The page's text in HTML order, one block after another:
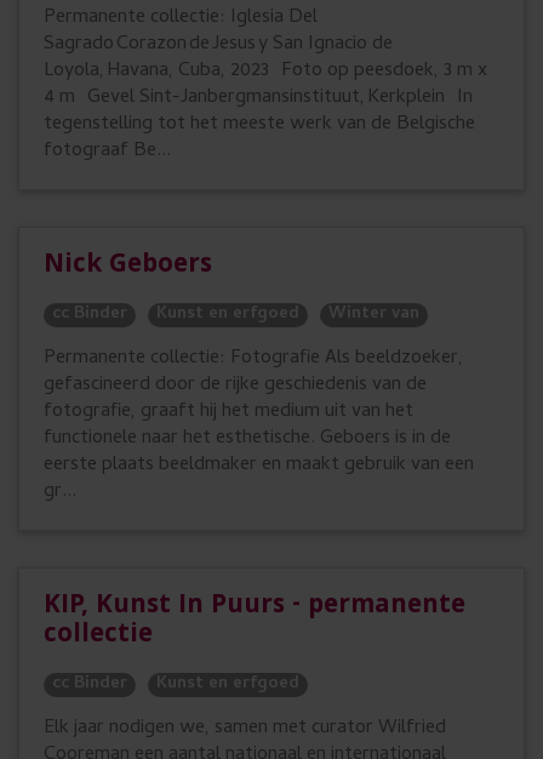
Permanente collectie: Iglesia Del
Sagrado Corazon de Jesus y San Ignacio de
Loyola, Havana, Cuba, 2023 Foto op peesdoek, 3 m x
4 m Gevel Sint-Janbergmansinstituut, Kerkplein In
tegenstelling tot het meeste werk van de Belgische
fotograaf Be...
Nick Geboers
cc Binder Kunst en erfgoed Winter van
Permanente collectie: Fotografie Als beeldzoeker,
gefascineerd door de rijke geschiedenis van de
fotografie, graaft hij het medium uit van het
functionele naar het esthetische. Geboers is in de
eerste plaats beeldmaker en maakt gebruik van een
gr...
KIP, Kunst In Puurs - permanente
collectie
cc Binder Kunst en erfgoed
Elk jaar nodigen we, samen met curator Wilfried